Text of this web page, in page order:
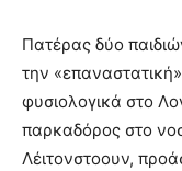
Πατέρας δύο
την
φυσιολογικά στο
παρκαδόρος στο
Λέιτονστοουν,